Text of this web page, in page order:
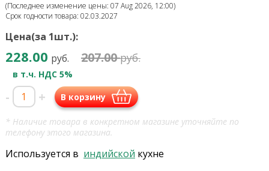
(Последнее изменение цены: 07 Aug 2026, 12:00)
Срок годности товара: 02.03.2027
Цена(за 1шт.):
228.00 руб. 207.00руб.
в т.ч. НДС 5%
- + В корзину
* Наличие товара в конкретном магазине уточняйте по
телефону этого магазина.
Используется в индийской кухне